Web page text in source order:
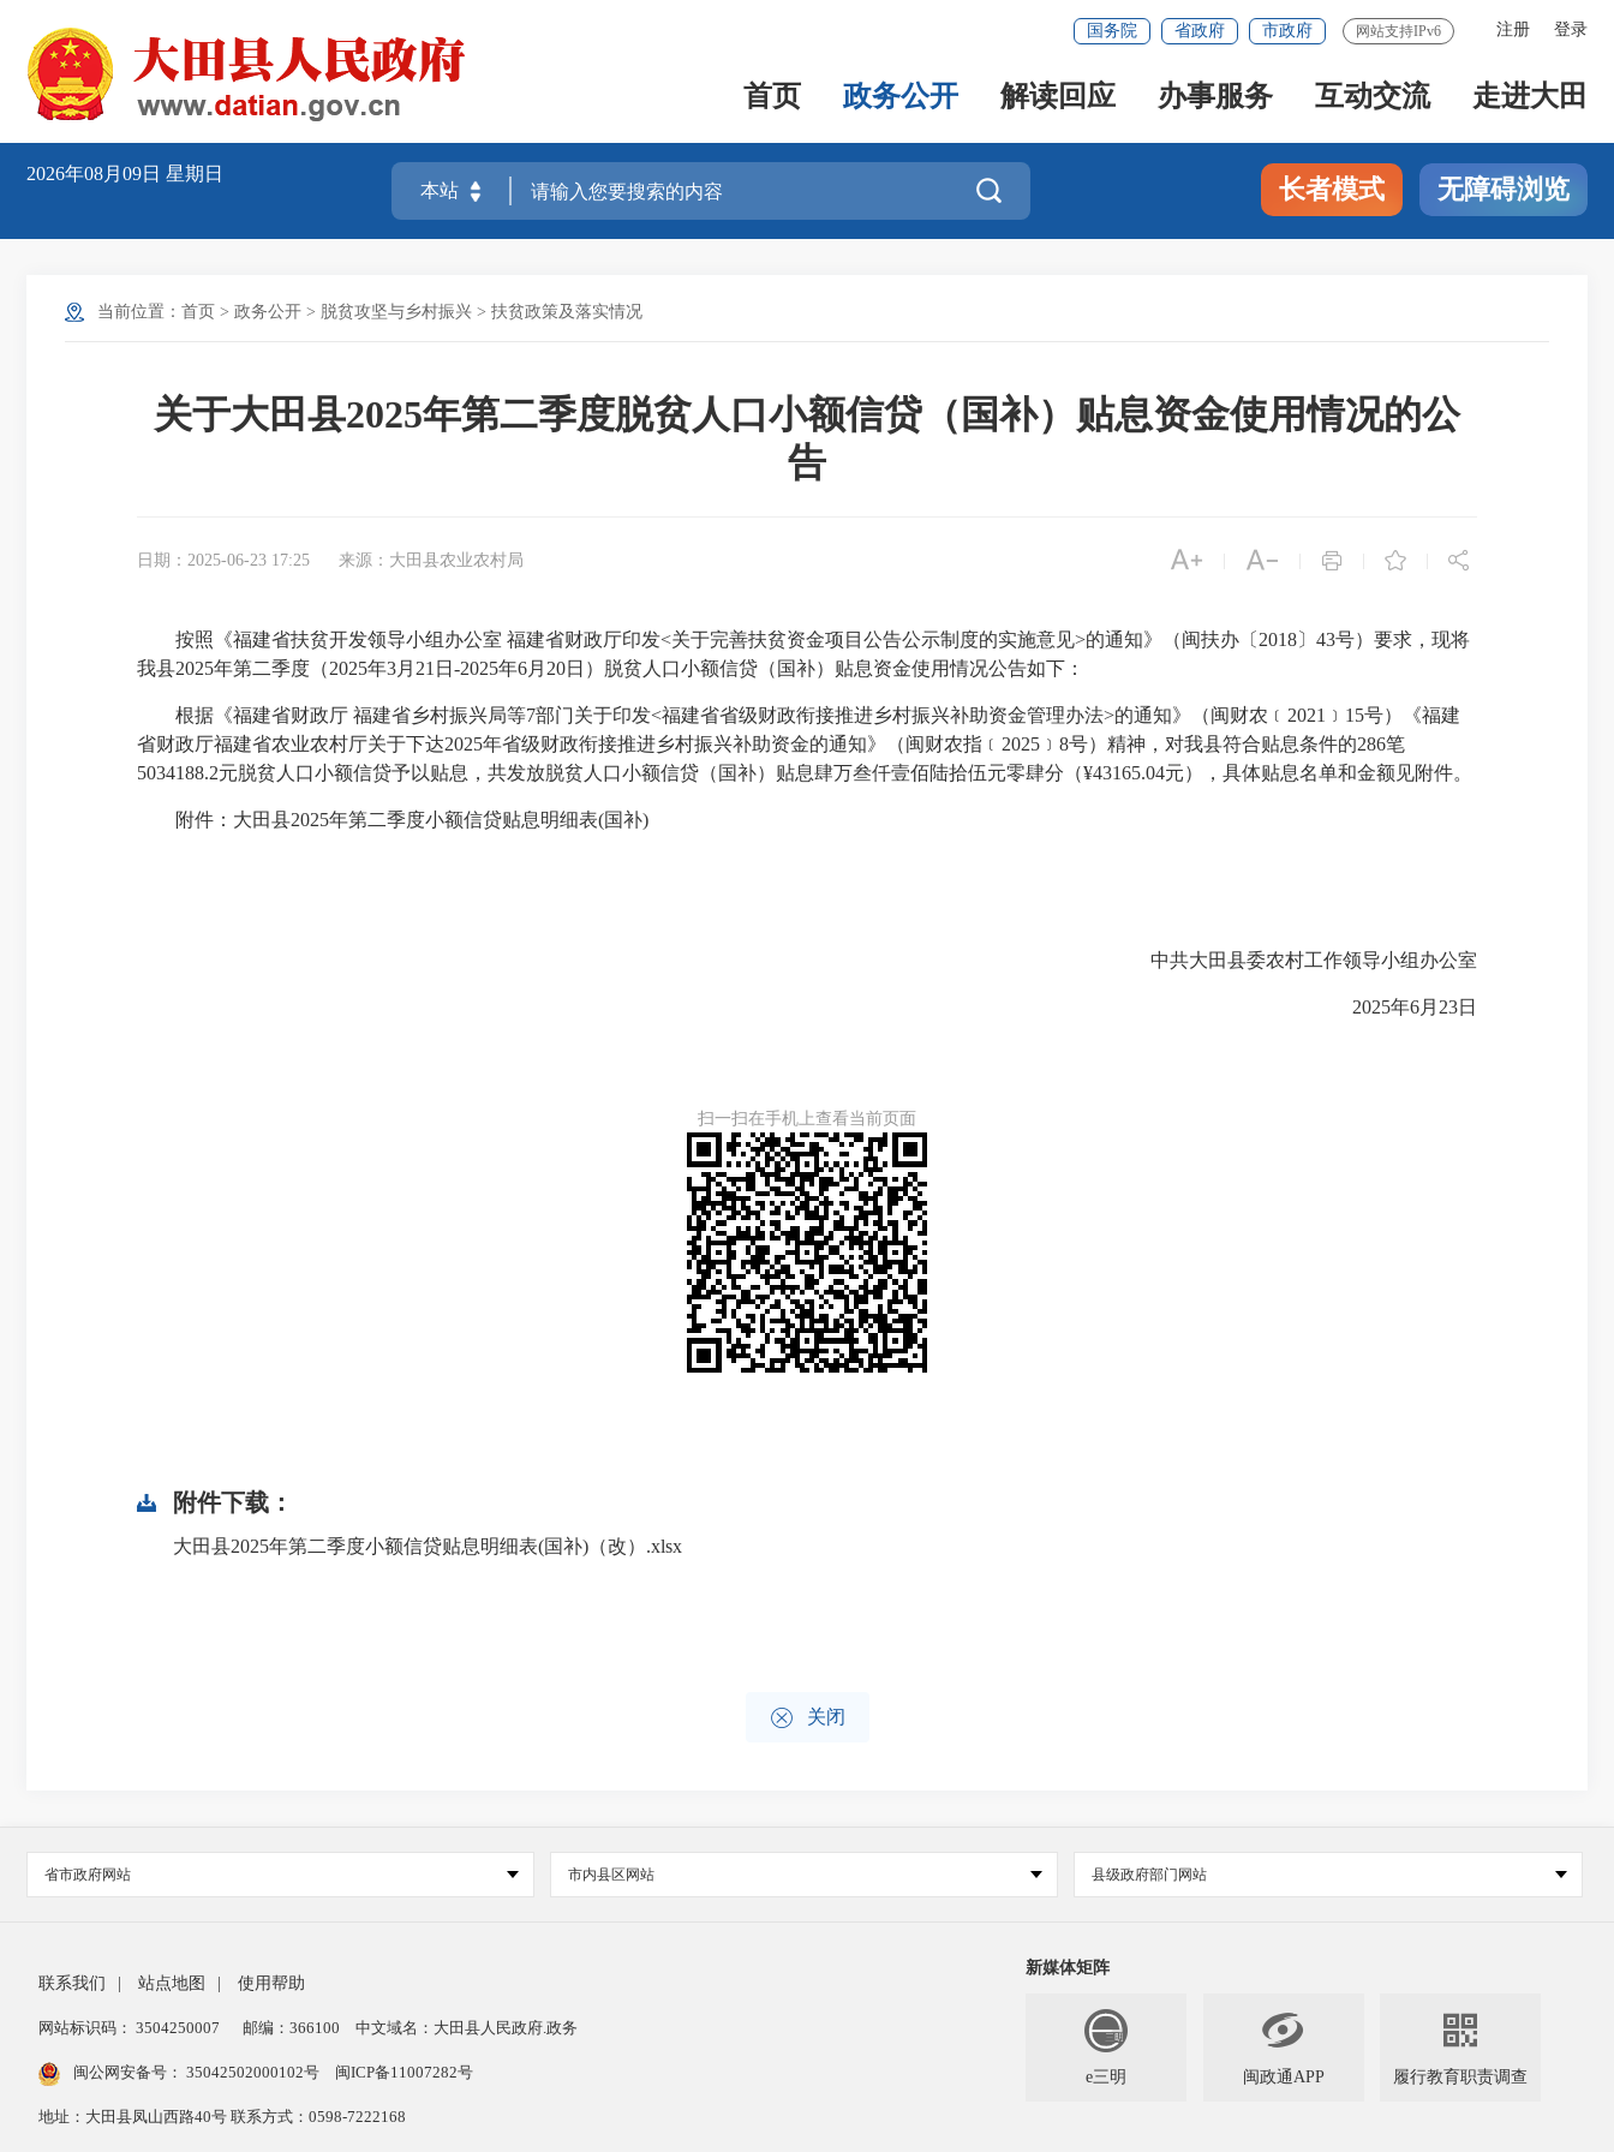
注册 登录
国务院 省政府 市政府 网站支持IPv6
首页 政务公开 解读回应 办事服务 互动交流 走进大田
2026年08月09日 星期日
 长者模式 无障碍浏览
当前位置： 首页 > 政务公开 > 脱贫攻坚与乡村振兴 > 扶贫政策及落实情况
关于大田县2025年第二季度脱贫人口小额信贷（国补）贴息资金使用情况的公
告
日期：2025-06-23 17:25 来源：大田县农业农村局     
按照《福建省扶贫开发领导小组办公室 福建省财政厅印发<关于完善扶贫资金项目公告公示制度的实施意见>的通知》（闽扶办〔2018〕43号）要求，现将
我县2025年第二季度（2025年3月21日-2025年6月20日）脱贫人口小额信贷（国补）贴息资金使用情况公告如下：
根据《福建省财政厅 福建省乡村振兴局等7部门关于印发<福建省省级财政衔接推进乡村振兴补助资金管理办法>的通知》（闽财农﹝2021﹞15号）《福建
省财政厅福建省农业农村厅关于下达2025年省级财政衔接推进乡村振兴补助资金的通知》（闽财农指﹝2025﹞8号）精神，对我县符合贴息条件的286笔
5034188.2元脱贫人口小额信贷予以贴息，共发放脱贫人口小额信贷（国补）贴息肆万叁仟壹佰陆拾伍元零肆分（¥43165.04元），具体贴息名单和金额见附件。
附件：大田县2025年第二季度小额信贷贴息明细表(国补)
中共大田县委农村工作领导小组办公室
2025年6月23日
扫一扫在手机上查看当前页面
附件下载：
大田县2025年第二季度小额信贷贴息明细表(国补)（改）.xlsx
 关闭
省市政府网站 市内县区网站 县级政府部门网站
联系我们 站点地图 使用帮助
网站标识码： 3504250007 邮编：366100 中文域名：大田县人民政府.政务
闽公网安备号： 35042502000102号 闽ICP备11007282号
地址：大田县凤山西路40号 联系方式：0598-7222168
新媒体矩阵
e三明

闽政通APP

履行教育职责调查